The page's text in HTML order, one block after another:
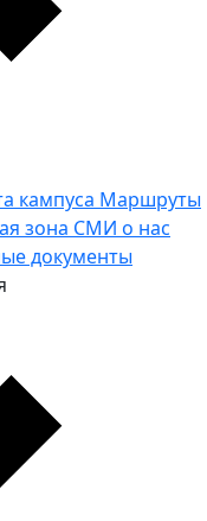
кампуса Маршруты
зона СМИ о нас
документы